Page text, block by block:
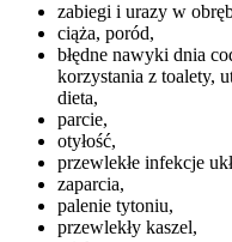
zabiegi i urazy w
ciąża, poród,
błędne nawyki dnia
korzystania z toalety,
dieta,
parcie,
otyłość,
przewlekłe infekcje
zaparcia,
palenie tytoniu,
przewlekły kaszel,